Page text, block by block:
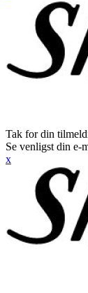
Tak for din
Se venligst din e-
x